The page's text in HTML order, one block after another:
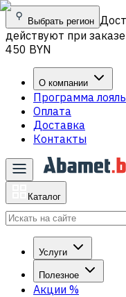
Выбрать регион
действуют при
450 BYN
О компании
Программа
Оплата
Доставка
Контакты
Каталог
Услуги
Полезное
Акции %